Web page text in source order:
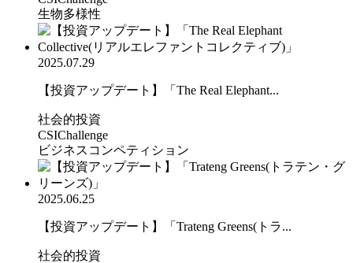
生物多様性
2025.07.29
【投資アップデート】「The Real Elephant...
社会的投資
CSIChallenge
ビジネスコンペティション
2025.06.25
【投資アップデート】「Trateng Greens(トラ...
社会的投資